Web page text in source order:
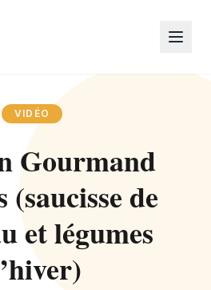
VIDÉO
Gourmand
de
et légumes